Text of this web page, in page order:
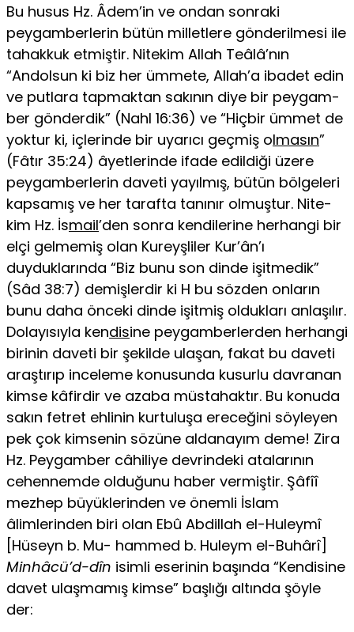
Bu husus Hz. Âdem’in ve ondan sonraki
peygamberlerin bütün milletlere gönderilmesi ile
tahakkuk etmiştir. Nitekim Allah Teâlâ’nın
“Andolsun ki biz her ümmete, Allah’a ibadet edin
ve putlara tapmaktan sakının diye bir peygam­
ber gönderdik” (Nahl 16:36) ve “Hiçbir ümmet de
yoktur ki, içlerinde bir uyarıcı geçmiş olmasın”
(Fâtır 35:24) âyetlerinde ifade edildiği üzere
peygamberlerin daveti yayılmış, bütün bölgeleri
kapsamış ve her tarafta tanınır olmuştur. Nite­
kim Hz. İsmail’den sonra kendilerine herhangi bir
elçi gelmemiş olan Kureyşliler Kur’ân’ı
duyduklarında “Biz bunu son dinde işitmedik”
(Sâd 38:7) demişlerdir ki H bu sözden onların
bunu daha önceki dinde işitmiş oldukları anlaşılır.
Dolayısıyla kendisine peygamberlerden herhangi
birinin daveti bir şekilde ulaşan, fakat bu daveti
araştırıp inceleme konusunda kusurlu davranan
kimse kâfirdir ve azaba müstahaktır. Bu konuda
sakın fetret ehlinin kurtuluşa ereceğini söyleyen
pek çok kimsenin sözüne aldanayım deme! Zira
Hz. Peygamber câhiliye devrindeki atalarının
cehennemde olduğunu haber vermiştir. Şâfîî
mezhep büyüklerinden ve önemli İslam
âlimlerinden biri olan Ebû Abdillah el-Huleymî
[Hüseyn b. Mu- hammed b. Huleym el-Buhârî]
Minhâcü’d-dîn isimli eserinin başında “Kendisine
davet ulaşmamış kimse” başlığı altında şöyle
der: